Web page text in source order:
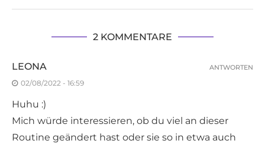
2 KOMMENTARE
LEONA
02/08/2022 - 16:59
Huhu :)
Mich würde interessieren, ob du viel an dieser
Routine geändert hast oder sie so in etwa auch
ANTWORTEN